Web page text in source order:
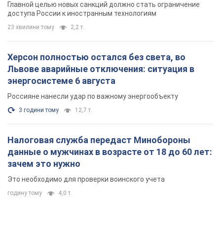
Главной целью новых санкций должно стать ограничение
доступа России к иностранным технологиям
23 хвилини тому 2,2 т.
Херсон полностью остался без света, во
Львове аварийные отключения: ситуация в
энергосистеме 6 августа
Россияне нанесли удар по важному энергообъекту
3 години тому 12,7 т.
Налоговая служба передаст Минобороны
данные о мужчинах в возрасте от 18 до 60 лет:
зачем это нужно
Это необходимо для проверки воинского учета
годину тому 4,0 т.